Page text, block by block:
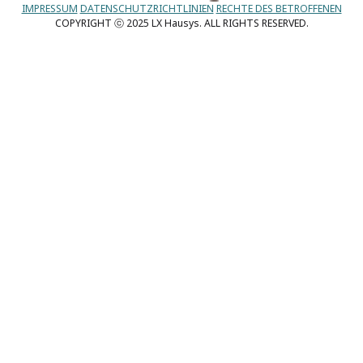
IMPRESSUM DATENSCHUTZRICHTLINIEN RECHTE DES BETROFFENEN
COPYRIGHT ⓒ 2025 LX Hausys. ALL RIGHTS RESERVED.